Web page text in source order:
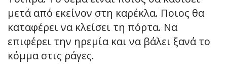
μετά από εκείνον στη καρέκλα. Ποιος θα
καταφέρει να κλείσει τη πόρτα. Να
επιφέρει την ηρεμία και να βάλει ξανά το
κόμμα στις ράγες.